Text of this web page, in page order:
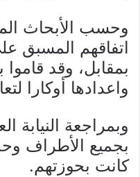
وحسب الأبحاث
اتفاقهم المسبق
بمقابل، وقد
واعدادها أوكارا
وبمراجعة النيابة
بجميع الأطراف
كانت بحوزتهم.